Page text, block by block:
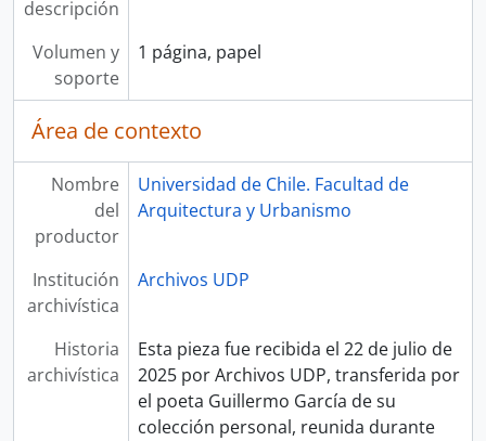
descripción
Volumen y
soporte
1 página, papel
Área de contexto
Nombre
del
productor
Universidad de Chile. Facultad de
Arquitectura y Urbanismo
Institución
archivística
Archivos UDP
Historia
archivística
Esta pieza fue recibida el 22 de julio de
2025 por Archivos UDP, transferida por
el poeta Guillermo García de su
colección personal, reunida durante